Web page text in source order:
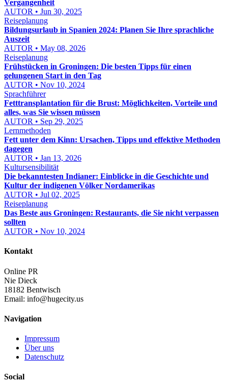
Vergangenheit
AUTOR • Jun 30, 2025
Reiseplanung
Bildungsurlaub in Spanien 2024: Planen Sie Ihre sprachliche
Auszeit
AUTOR • May 08, 2026
Reiseplanung
Frühstücken in Groningen: Die besten Tipps für einen
gelungenen Start in den Tag
AUTOR • Nov 10, 2024
Sprachführer
Fetttransplantation für die Brust: Möglichkeiten, Vorteile und
alles, was Sie wissen müssen
AUTOR • Sep 29, 2025
Lernmethoden
Fett unter dem Kinn: Ursachen, Tipps und effektive Methoden
dagegen
AUTOR • Jan 13, 2026
Kultursensibilität
Die bekanntesten Indianer: Einblicke in die Geschichte und
Kultur der indigenen Völker Nordamerikas
AUTOR • Jul 02, 2025
Reiseplanung
Das Beste aus Groningen: Restaurants, die Sie nicht verpassen
sollten
AUTOR • Nov 10, 2024
Kontakt
Online PR
Nie Dieck
18182 Bentwisch
Email: info@hugecity.us
Navigation
Impressum
Über uns
Datenschutz
Social